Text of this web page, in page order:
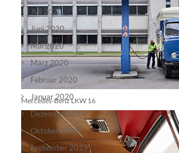
Mercedes-Benz LKW 16
Juli 2020
Juni 2020
Mai 2020
März 2020
Februar 2020
Januar 2020
Dezember 2019
Oktober 2019
September 2019